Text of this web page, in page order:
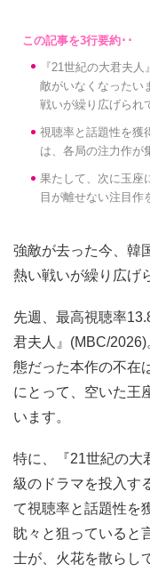
『21世紀の大君夫
敵がいなくなったい
戦いが繰り広げられ
視聴率と話題性を獲
は、各局の注力作が
果たして、次に玉座
目が離せない注目作
強敵が去った今、韓
熱い戦いが繰り広げ
先週、最高視聴率
君夫人』(MBC/
態だった本作の不在
にとって、空いた王
います。
特に、『21世紀の大
級のドラマを投入す
て視聴率と話題性を
眈々と狙っていると
士が、火花を散らし